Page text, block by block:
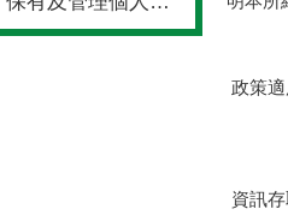
保有及管理個人資料項目
明本所
政策
資訊